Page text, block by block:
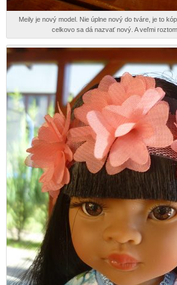
Meily je nový model. Nie úplne nový do tváre, je to
celkovo sa dá nazvať nový. A veľmi